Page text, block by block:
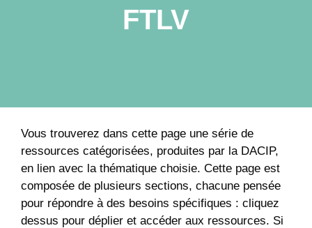
FTLV
Vous trouverez dans cette page une série de
ressources catégorisées, produites par la DACIP,
en lien avec la thématique choisie. Cette page est
composée de plusieurs sections, chacune pensée
pour répondre à des besoins spécifiques : cliquez
dessus pour déplier et accéder aux ressources. Si